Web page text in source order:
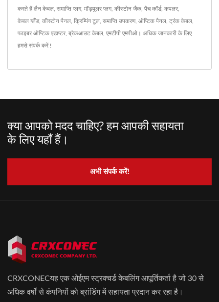
करते हैं लैन केबल समाप्ति प्लग, मॉड्यूलर प्लग, कीस्टोन जैक पैच कॉर्ड, कपलर,
केबल ग्लैंड, कीस्टोन पैनल क्रिम्पिंग टूल समाप्ति उपकरण, ऑप्टिक पैनल ट्रंक केबल
फाइबर ऑप्टिक एडाप्टर, ब्रेकआउट केबल एमटीपी एमपीओ । अधिक जानकारी के लिए
हमसे संपर्क करें !
क्या आपको मदद चाहिए? हम आपकी सहायता
के लिए यहाँ हैं।
अभी संपर्क करें!
CRXCONECयह एक ओईएम स्ट्रक्चर्ड केबलिंग आपूर्तिकर्ता है जो 30 से
अधिक वर्षों से कंपनियों को ब्रांडिंग में सहायता प्रदान कर रहा है।